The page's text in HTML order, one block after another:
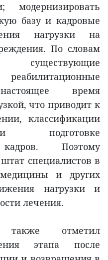
модернизировать
базу и кадровые
нагрузки на
По словам
существующие
время
что приводит к
классификации
подготовке
кадров. Поэтому
специалистов в
и других
нагрузки и
лечения.
также отметил
этапа после